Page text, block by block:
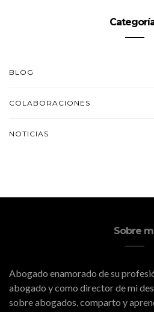
BLOG
COLABORACIONES
NOTICIAS
Sobre
Abogado enamorado de su
abogado y como director de mi
sobre abogados, comparto y